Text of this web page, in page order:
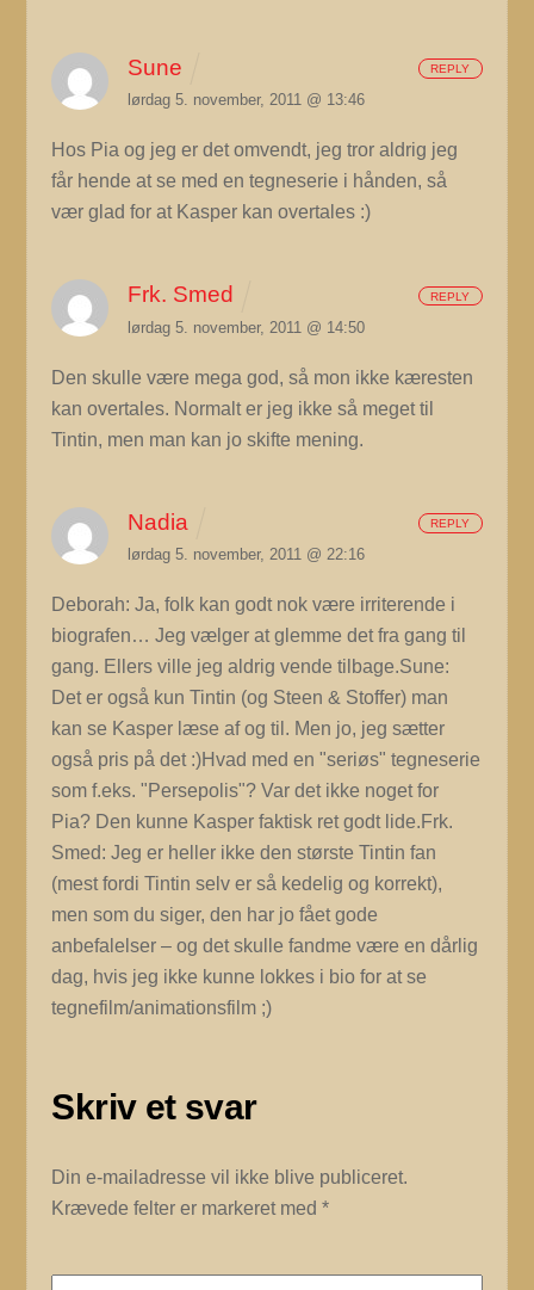
Sune
lørdag 5. november, 2011 @ 13:46
Hos Pia og jeg er det omvendt, jeg tror aldrig jeg
får hende at se med en tegneserie i hånden, så
vær glad for at Kasper kan overtales :)
REPLY
Frk. Smed
lørdag 5. november, 2011 @ 14:50
Den skulle være mega god, så mon ikke kæresten
kan overtales. Normalt er jeg ikke så meget til
Tintin, men man kan jo skifte mening.
REPLY
Nadia
lørdag 5. november, 2011 @ 22:16
Deborah: Ja, folk kan godt nok være irriterende i
biografen… Jeg vælger at glemme det fra gang til
gang. Ellers ville jeg aldrig vende tilbage.Sune:
Det er også kun Tintin (og Steen & Stoffer) man
kan se Kasper læse af og til. Men jo, jeg sætter
også pris på det :)Hvad med en "seriøs" tegneserie
som f.eks. "Persepolis"? Var det ikke noget for
Pia? Den kunne Kasper faktisk ret godt lide.Frk.
Smed: Jeg er heller ikke den største Tintin fan
(mest fordi Tintin selv er så kedelig og korrekt),
men som du siger, den har jo fået gode
anbefalelser – og det skulle fandme være en dårlig
dag, hvis jeg ikke kunne lokkes i bio for at se
tegnefilm/animationsfilm ;)
REPLY
Skriv et svar
Din e-mailadresse vil ikke blive publiceret.
Krævede felter er markeret med*